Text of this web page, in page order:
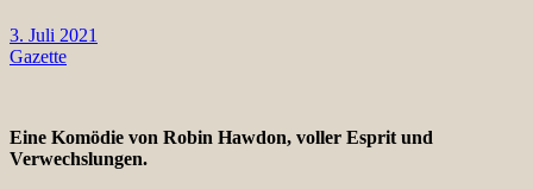
3. Juli 2021
Gazette
Eine Komödie von Robin Hawdon, voller Esprit und
Verwechslungen.